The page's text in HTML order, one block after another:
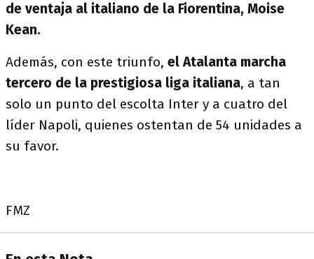
de ventaja al italiano de la Fiorentina, Moise
Kean.
Además, con este triunfo, el Atalanta marcha
tercero de la prestigiosa liga italiana, a tan
solo un punto del escolta Inter y a cuatro del
líder Napoli, quienes ostentan de 54 unidades a
su favor.
FMZ